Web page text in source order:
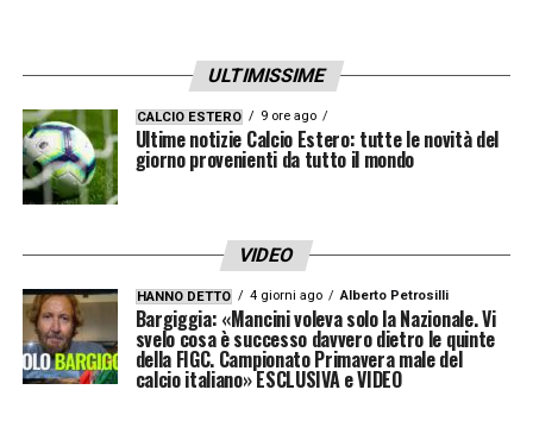
ULTIMISSIME
CALCIO ESTERO 9 ore ago
Ultime notizie Calcio Estero: tutte le novità del
giorno provenienti da tutto il mondo
VIDEO
HANNO DETTO 4 giorni ago Alberto Petrosilli
Bargiggia: «Mancini voleva solo la Nazionale. Vi
svelo cosa è successo davvero dietro le quinte
della FIGC. Campionato Primavera male del
calcio italiano» ESCLUSIVA e VIDEO